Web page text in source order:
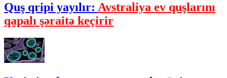
Quş qripi yayılır: Avstraliya ev quşlarını
qapalı şəraitə keçirir